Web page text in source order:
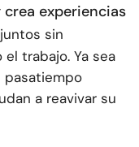
experiencias
juntos sin
trabajo. Ya sea
pasatiempo
a reavivar su